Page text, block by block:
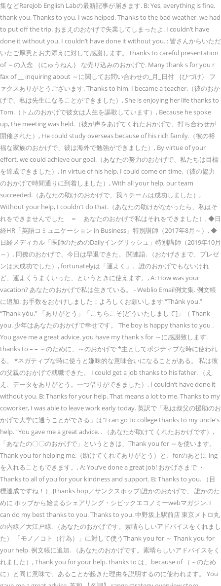
集などRareJob English Labの最新記事が届きます. B: Yes, everything is fine,
thank you. Thanks to you, I was helped. Thanks to the bad weather, we had
to put off the trip. おまえのおかげで失業してしまったよ. I couldn’t have
done it without you. I couldn’t have done it without you. : 皆さんからいただ
いたご厚意とお力添えに対して感謝します。 thanks to careful presentation
of ～の入念 ｛にゅうねん｝ な売り込みのおかげで. Many thank s for you r
fax of __ inquiring about ～に関してお問い合わせの_月_日付 ｛ひづけ｝ フ
ァクスありがとうございます. Thanks to him, I became a teacher.（彼のおか
げで、私は先生になることができました）, She is enjoying her life thanks to
Tom.（トムのおかげで彼女は人生を謳歌しています）, Because he spoke
up, the meeting was held.（彼が声をあげてくれたおかげで、打ち合わせが
開催された）, He could study overseas because of his rich family.（彼の裕
福な家族のおかげで、彼は海外で勉強ができました）, By virtue of your
effort, we could achieve our goal.（あなたの努力のおかげで、私たちは目標
を達成できました）, In virtue of his help, I could come on time.（彼の協力
のおかげで時間通りに到着しました）, With all your help, our team
succeeded.（あなたの助けのおかげで、我々チームは成功しました）,
Without your help, I couldn’t do that.（あなたの助けがなかったら、私はそ
れをできませんでした ＝ あなたのおかげで私はそれをできました）, ◆日
経HR「英語コミュニケーション in Business」特別講師（2017年8月～）, ◆
日経メディカル「医師のためのDailyイングリッシュ」特別講師（2019年10月
～）. 同僚のおかげで、今日は早退できた。 関連語. （おかげさまで、プレゼ
ンは大成功でした）, fortunatelyは「運よく」。誰のおかげでもないけれ
ど、運よくうまくいった、というときに使えます。, A: How was your
vacation? あなたのおかげで私は生きている。 - Weblio Email例文集. 例文帳
に追加. お手数をおかけしました；よろしくお願いします “Thánk you.”
“Thank yóu.” 「ありがとう」「こちらこそ[どういたしまして]」（ Thank
you. 少年はあなたのおかげで幸せです。 The boy is happy thanks to you .
You gave me a great advice. you have my thank s for ～に感謝致します.
thanks to – – ～のために、～のおかげで *主としてポジティブな時に使われ
る。 *ネガティブな時に使うと嫌味的な意味合いになることがある。 私は彼
の父親のおかげで就職できた。 I could get a job thanks to his father. （え
え、データをありがとう。一つ借りができました）, I couldn’t have done it
without you. B: Thanks for your help. That means a lot to me. Thanks to my
coworker, I was able to leave work early today. 英訳で「私は叔父の援助のお
かげで大学に通うことができる」は"I can go to college thanks to my uncle's
help." You gave me a great advice. . （あなたが助けてくれたおかげです）,
「あなたの〇〇のおかげで」というときは、Thank you for ～を使います。
Thank you for helping me.（助けてくれてありがとう）と、forのあとに-ing
を入れることもできます。, A: You’ve done a great job! おかげさまで ・
Thanks to all of you for your kindness and support. B: Thanks to you. （目
標達成ですね！） [thanks hop／サンクスホップ]誰かのおかげで、 誰かのた
めに ホップから始まるシェアリング・シビックエコノミーwebマガジン. I
can do my best thanks to you. Thanks to you. 中野坂上駅前店 東京メトロ丸
の内線／大江戸線. （あなたのおかげです。素晴らしいアドバイスをくれまし
た） 「モノ／コト（行為）」に対して使うThank you for ～ Thank you for
your help. 例文帳に追加. （あなたのおかげです。素晴らしいアドバイスをく
れました）, Thank you for your help. thanks to は、because of （～のため
に）と同じ意味で、あることが起きた理由を説明するのに使われます。 You